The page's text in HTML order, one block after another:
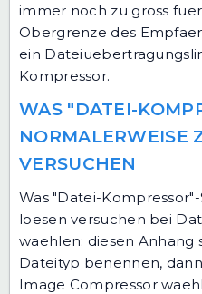
immer noch zu gross
Obergrenze des
ein
Kompressor.
WAS "DATEI-
NORMALERWEISE
VERSUCHEN
Was "Datei-
loesen versuchen bei
waehlen: diesen
Dateityp benennen,
Image Compressor